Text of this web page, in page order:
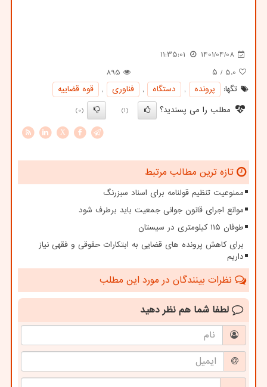
1401/04/08
11:35:01
5.0 / ۵
895
تگها:
پرونده , دستگاه , فناوری ,
قوه قضاییه
مطلب را می پسندید؟
(1)
(0)
X
تازه ترین مطالب مرتبط
ممنوعیت تنظیم قولنامه برای اسناد سبزرنگ
موانع اجرای قانون جوانی جمعیت باید برطرف شود
طوفان ۱۱۵ کیلومتری در سیستان
برای کاهش پرونده های قضایی به ابتکارات حقوقی و فقهی نیاز
داریم
نظرات بینندگان در مورد این مطلب
لطفا شما هم نظر دهید